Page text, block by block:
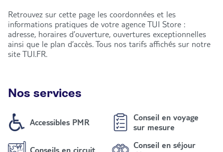
Retrouvez sur cette page les coordonnées et les
informations pratiques de votre agence TUI Store :
adresse, horaires d’ouverture, ouvertures exceptionnelles
ainsi que le plan d’accès. Tous nos tarifs affichés sur notre
site TUI.FR.
Nos services
Accessibles PMR
Conseil en voyage
sur mesure
Conseils en circuit
Conseil en séjour